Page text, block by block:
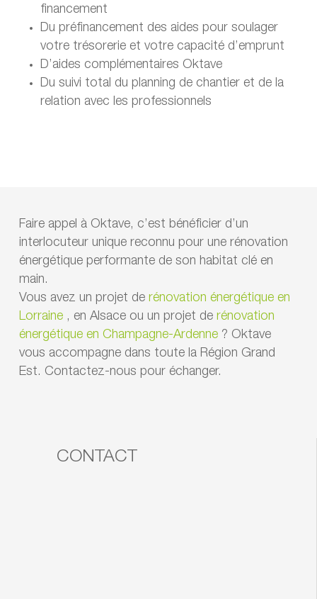
financement
Du préfinancement des aides pour soulager
votre trésorerie et votre capacité d’emprunt
D’aides complémentaires Oktave
Du suivi total du planning de chantier et de la
relation avec les professionnels
Faire appel à Oktave, c’est bénéficier d’un
interlocuteur unique reconnu pour une rénovation
énergétique performante de son habitat clé en
main.
Vous avez un projet de rénovation énergétique en
Lorraine, en Alsace ou un projet de rénovation
énergétique en Champagne-Ardenne? Oktave
vous accompagne dans toute la Région Grand
Est. Contactez-nous pour échanger.
CONTACT